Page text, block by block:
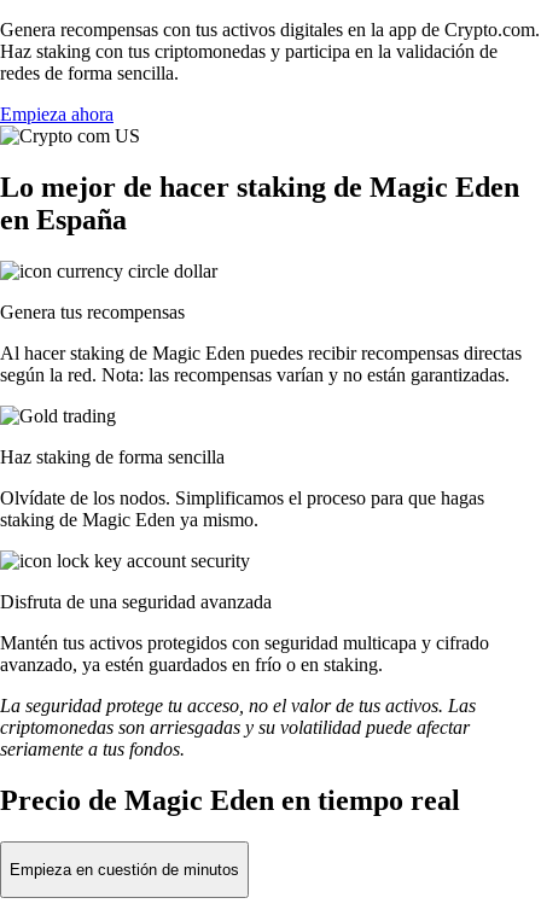
Genera recompensas con tus activos digitales en la app de Crypto.com.
Haz staking con tus criptomonedas y participa en la validación de
redes de forma sencilla.
Empieza ahora
Lo mejor de hacer staking de Magic Eden
en España
Genera tus recompensas
Al hacer staking de Magic Eden puedes recibir recompensas directas
según la red. Nota: las recompensas varían y no están garantizadas.
Haz staking de forma sencilla
Olvídate de los nodos. Simplificamos el proceso para que hagas
staking de Magic Eden ya mismo.
Disfruta de una seguridad avanzada
Mantén tus activos protegidos con seguridad multicapa y cifrado
avanzado, ya estén guardados en frío o en staking.
La seguridad protege tu acceso, no el valor de tus activos. Las
criptomonedas son arriesgadas y su volatilidad puede afectar
seriamente a tus fondos.
Precio de Magic Eden en tiempo real
Empieza en cuestión de minutos